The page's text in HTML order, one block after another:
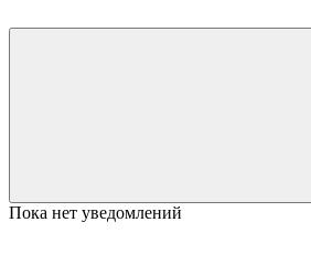
Пока нет уведомлений